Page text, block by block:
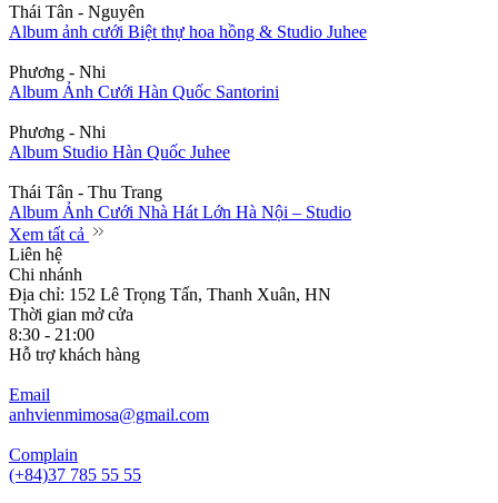
Thái Tân - Nguyên
Album ảnh cưới Biệt thự hoa hồng & Studio Juhee
Phương - Nhi
Album Ảnh Cưới Hàn Quốc Santorini
Phương - Nhi
Album Studio Hàn Quốc Juhee
Thái Tân - Thu Trang
Album Ảnh Cưới Nhà Hát Lớn Hà Nội – Studio
Xem tất cả
Liên hệ
Chi nhánh
Địa chỉ: 152 Lê Trọng Tấn, Thanh Xuân, HN
Thời gian mở cửa
8:30 - 21:00
Hỗ trợ khách hàng
Email
anhvienmimosa@gmail.com
Complain
(+84)37 785 55 55